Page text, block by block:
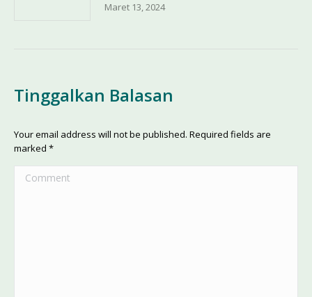
Maret 13, 2024
Tinggalkan Balasan
Your email address will not be published. Required fields are
marked *
Comment